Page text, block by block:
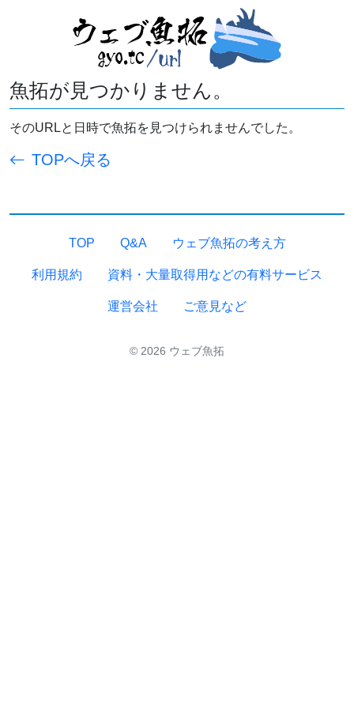
魚拓が見つかりません。
そのURLと日時で魚拓を見つけられませんでした。
TOPへ戻る
TOP Q&A ウェブ魚拓の考え方
利用規約 資料・大量取得用などの有料サービス
運営会社 ご意見など
© 2026 ウェブ魚拓